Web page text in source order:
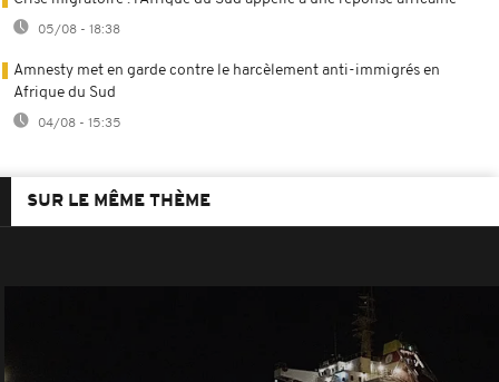
05/08 - 18:38
Amnesty met en garde contre le harcèlement anti-immigrés en
Afrique du Sud
04/08 - 15:35
SUR LE MÊME THÈME